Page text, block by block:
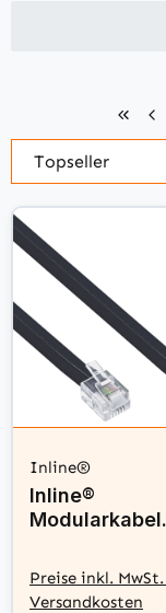
Inline®
Inline®
Modularkabel
Stecker,
6P6C, 1m
Preise inkl.
Versandkosten